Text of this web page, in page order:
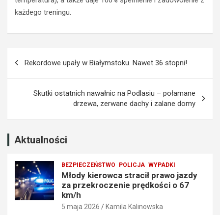
każdego treningu.
Rekordowe upały w Białymstoku. Nawet 36 stopni!
Skutki ostatnich nawałnic na Podlasiu – połamane
drzewa, zerwane dachy i zalane domy
Aktualności
BEZPIECZEŃSTWO POLICJA WYPADKI
Młody kierowca stracił prawo jazdy
za przekroczenie prędkości o 67
km/h
5 maja 2026 Kamila Kalinowska
a
d
a
p
k
o
z
n
e
z
a
a
m
p
a
z
n
a